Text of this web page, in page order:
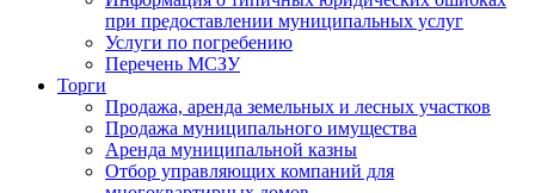
при предоставлении муниципальных услуг
Услуги по погребению
Перечень МСЗУ
Торги
Продажа, аренда земельных и лесных участков
Продажа муниципального имущества
Аренда муниципальной казны
Отбор управляющих компаний для